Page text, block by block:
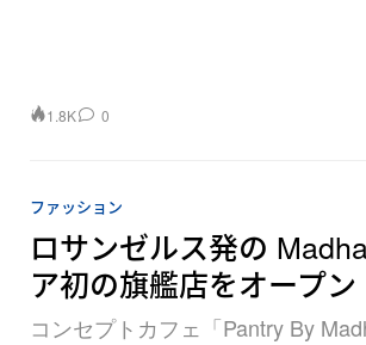
1.8K 0
ファッション
ロサンゼルス発の
ア初の旗艦店をオープン
コンセプトカフェ「Pantry By